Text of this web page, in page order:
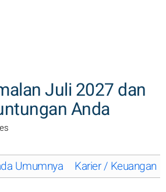
Juli 2027 dan
Anda
Umumnya Karier / Keuangan